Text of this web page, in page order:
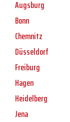
Augsburg
Bonn
Chemnitz
Düsseldorf
Freiburg
Hagen
Heidelberg
Jena